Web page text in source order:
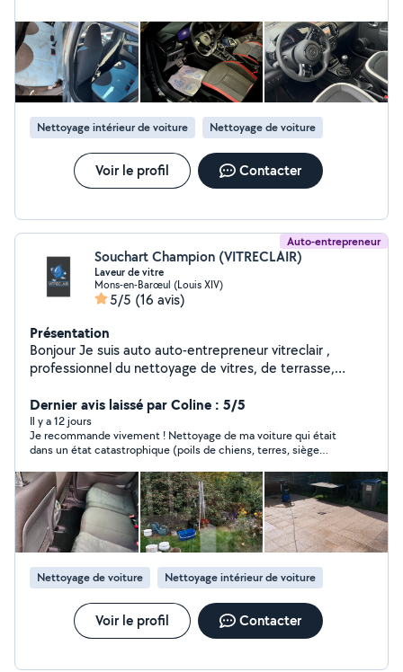
vos messages , veuillez me contacter sur mes réseaux
sociaux
Nettoyage intérieur de voiture Nettoyage de voiture
Voir le profil Contacter
Auto-entrepreneur
Souchart Champion (VITRECLAIR)
Laveur de vitre
Mons-en-Barœul (Louis XIV)
5/5 (16 avis)
Présentation
Bonjour Je suis auto auto-entrepreneur vitreclair ,
professionnel du nettoyage de vitres, de terrasse,
siège auto, moquette) Sérieux, travail soigner et rapide,
ponctuel et à l'écoute de mes clients. J'interviens
auprès des particuliers et des professionnels pour
redonner de la propreté et de la brillance à vos espaces
et véhicules dans 59 et 62 veuillez me contacter sur
insta (vitreclairpro)
Dernier avis laissé par Coline : 5/5
Il y a 12 jours
Je recommande vivement ! Nettoyage de ma voiture qui était
dans un état catastrophique (poils de chiens, terres, siège
voiture est comme neuve
Nettoyage de voiture Nettoyage intérieur de voiture
Voir le profil Contacter